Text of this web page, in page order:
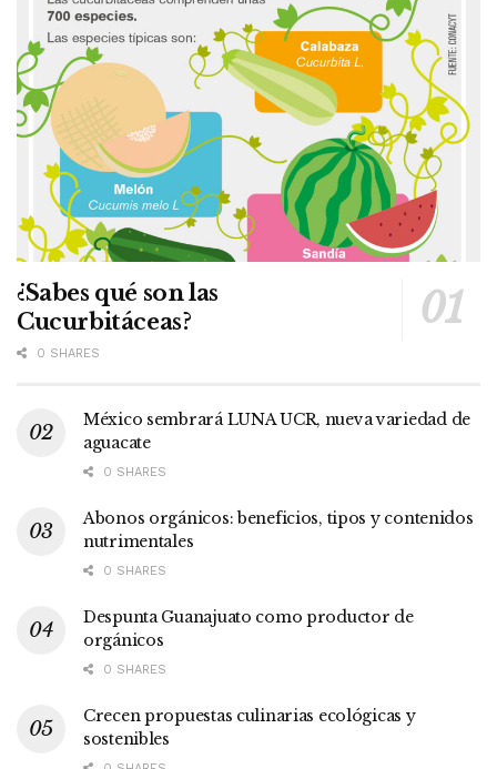
¿Sabes qué son las
Cucurbitáceas?
0 SHARES
México sembrará LUNA UCR, nueva variedad de
aguacate
0 SHARES
Abonos orgánicos: beneficios, tipos y contenidos
nutrimentales
0 SHARES
Despunta Guanajuato como productor de
orgánicos
0 SHARES
Crecen propuestas culinarias ecológicas y
sostenibles